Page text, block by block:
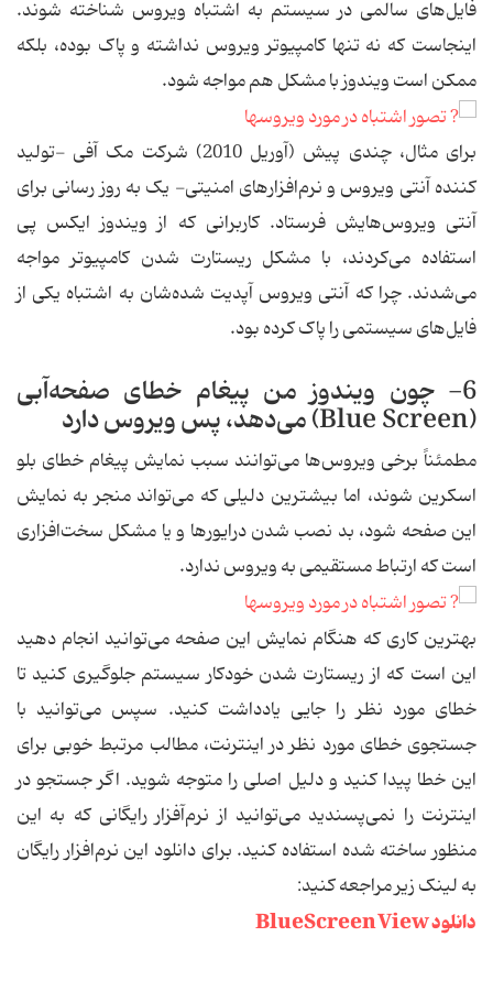
فایل‌های سالمی در سیستم به اشتباه ویروس شناخته شوند.
اینجاست که نه تنها کامپیوتر ویروس نداشته و پاک بوده، بلکه
ممکن است ویندوز با مشکل هم مواجه شود.
برای مثال، چندی پیش (آوریل 2010) شرکت مک آفی -تولید
کننده آنتی ویروس و نرم‌افزارهای امنیتی- یک به روز رسانی برای
آنتی ویروس‌هایش فرستاد. کاربرانی که از ویندوز ایکس پی
استفاده می‌کردند، با مشکل ریستارت شدن کامپیوتر مواجه
می‌شدند. چرا که آنتی ویروس آپدیت شده‌شان به اشتباه یکی از
فایل‌های سیستمی را پاک کرده بود.
6- چون ویندوز من پیغام خطای صفحه‌آبی
(Blue Screen) می‌دهد، پس ویروس دارد
مطمئناً برخی ویروس‌ها می‌توانند سبب نمایش پیغام خطای بلو
اسکرین شوند، اما بیشترین دلیلی که می‌تواند منجر به نمایش
این صفحه شود، بد نصب شدن درایورها و یا مشکل سخت‌افزاری
است که ارتباط مستقیمی به ویروس ندارد.
بهترین کاری که هنگام نمایش این صفحه می‌توانید انجام دهید
این است که از ریستارت شدن خودکار سیستم جلوگیری کنید تا
خطای مورد نظر را جایی یادداشت کنید. سپس می‌توانید با
جستجوی خطای مورد نظر در اینترنت، مطالب مرتبط خوبی برای
این خطا پیدا کنید و دلیل اصلی را متوجه شوید. اگر جستجو در
اینترنت را نمی‌پسندید می‌توانید از نرم‌آفزار رایگانی که به این
منظور ساخته شده استفاده کنید. برای دانلود این نرم‌افزار رایگان
به لینک زیر مراجعه کنید:
دانلود BlueScreenView